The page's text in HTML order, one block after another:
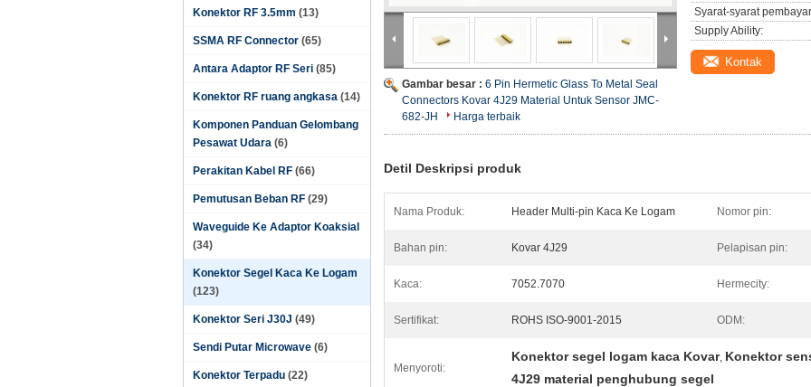
Konektor RF 3.5mm (13)
SSMA RF Connector (65)
Antara Adaptor RF Seri (85)
Konektor RF ruang angkasa (14)
Komponen Panduan Gelombang
Pesawat Udara (6)
Perakitan Kabel RF (66)
Pemutusan Beban RF (29)
Waveguide Ke Adaptor Koaksial
(34)
Konektor Segel Kaca Ke Logam
(123)
Konektor Seri J30J (49)
Sendi Putar Microwave (6)
Konektor Terpadu (22)
Gambar besar : 6 Pin Hermetic Glass To Metal Seal
Connectors Kovar 4J29 Material Untuk Sensor JMC-
682-JH
Harga terbaik
Syarat-syarat
Supply Ability:
Kontak
Detil Deskripsi produk
Nama Produk: Header Multi-pin Kaca Ke Logam Nomor pin:
Bahan pin: Kovar 4J29 Pelapisan pin:
Kaca: 7052.7070 Hermecity:
Sertifikat: ROHS ISO-9001-2015 ODM:
Menyoroti:
Konektor segel logam kaca Kovar, Konektor
4J29 material penghubung segel